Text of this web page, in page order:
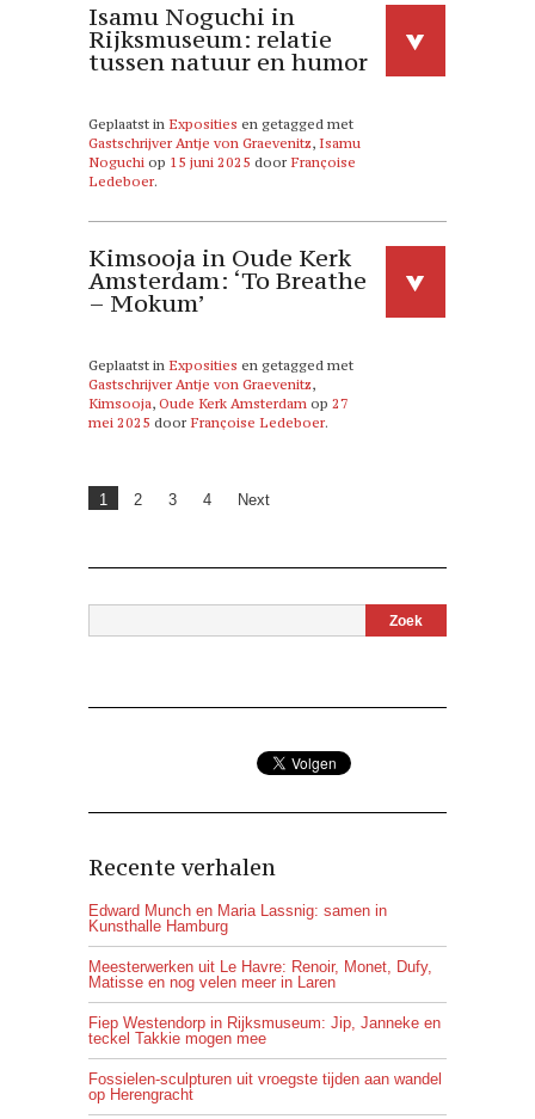
Isamu Noguchi in
Rijksmuseum: relatie
tussen natuur en humor
Geplaatst in Exposities en getagged met
Gastschrijver Antje von Graevenitz, Isamu
Noguchi op 15 juni 2025 door Françoise
Ledeboer.
Kimsooja in Oude Kerk
Amsterdam: ‘To Breathe
– Mokum’
Geplaatst in Exposities en getagged met
Gastschrijver Antje von Graevenitz,
Kimsooja, Oude Kerk Amsterdam op 27
mei 2025 door Françoise Ledeboer.
1 2 3 4 Next
Recente verhalen
Edward Munch en Maria Lassnig: samen in
Kunsthalle Hamburg
Meesterwerken uit Le Havre: Renoir, Monet, Dufy,
Matisse en nog velen meer in Laren
Fiep Westendorp in Rijksmuseum: Jip, Janneke en
teckel Takkie mogen mee
Fossielen-sculpturen uit vroegste tijden aan wandel
op Herengracht